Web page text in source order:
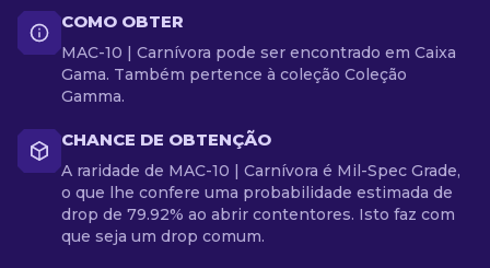
COMO OBTER
MAC-10 | Carnívora pode ser encontrado em Caixa
Gama. Também pertence à coleção Coleção
Gamma.
CHANCE DE OBTENÇÃO
A raridade de MAC-10 | Carnívora é Mil-Spec Grade,
o que lhe confere uma probabilidade estimada de
drop de 79.92% ao abrir contentores. Isto faz com
que seja um drop comum.